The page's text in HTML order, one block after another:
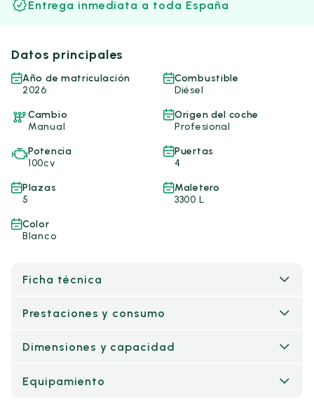
Entrega inmediata a toda España
Datos principales
Año de matriculación
2026
Combustible
Diésel
Cambio
Manual
Origen del coche
Profesional
Potencia
100cv
Puertas
4
Plazas
5
Maletero
3300 L
Color
Blanco
Ficha técnica
Prestaciones y consumo
Dimensiones y capacidad
Equipamiento